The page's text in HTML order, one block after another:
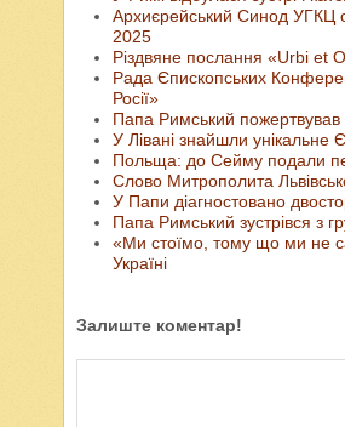
Архиєрейський Синод УГКЦ
2025
Різдвяне послання «Urbi et
Рада Єпископських
Росії»
Папа Римський пожертвував
У Лівані знайшли
Польща: до Сейму подали
Слово Митрополита
У Папи діагностовано
Папа Римський зустрівся з
«Ми стоїмо, тому що ми не
Україні
Залиште коментар!